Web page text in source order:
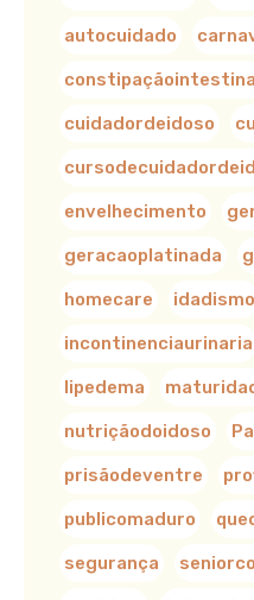
autocuidado
cuidadordeidoso
envelhecimento
geracaoplatinada
homecare idadismo
incontinenciaurinaria
lipedema
nutriçãodoidoso
prisãodeventre
publicomaduro
segurança